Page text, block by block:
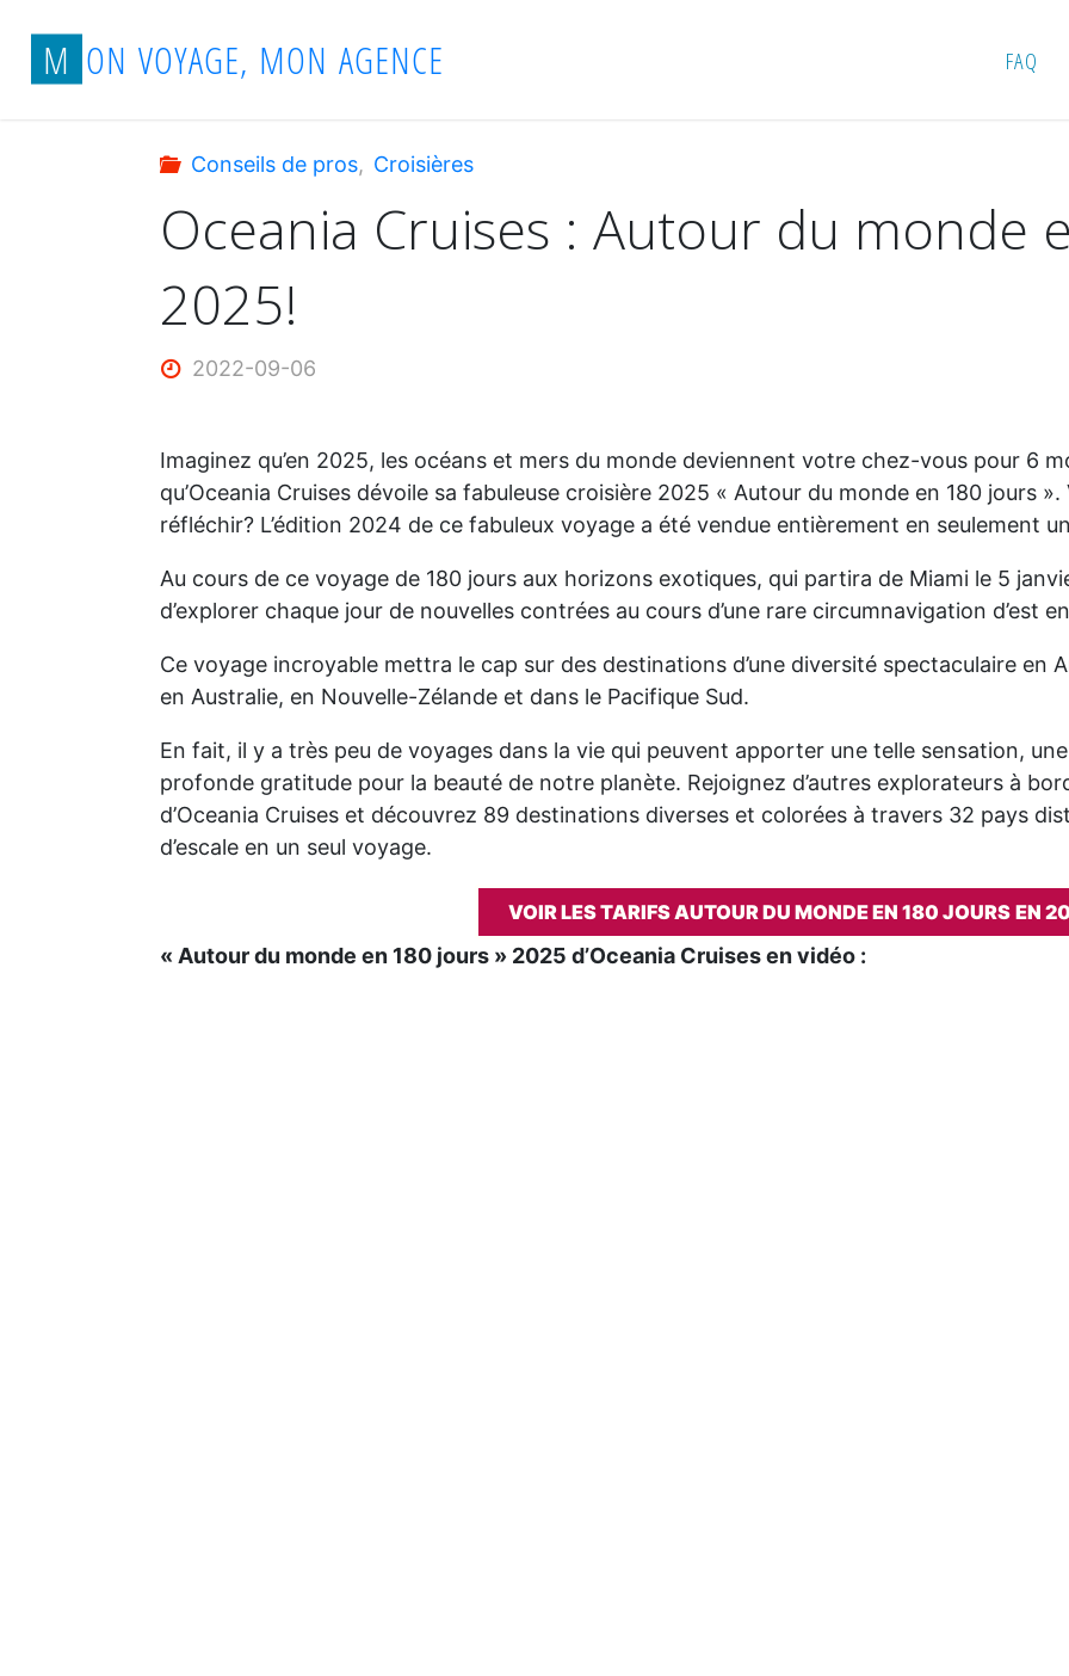
contenu
M ON VOYAGE, MON AGENCE FAQ
Conseils de pros, Croisières
Oceania Cruises : Autour du monde
2025!
2022-09-06
Imaginez qu’en 2025, les océans et mers du monde deviennent votre chez-vous pour 6
qu’Oceania Cruises dévoile sa fabuleuse croisière 2025 « Autour du monde en 180 jours
réfléchir? L’édition 2024 de ce fabuleux voyage a été vendue entièrement en seulement
Au cours de ce voyage de 180 jours aux horizons exotiques, qui partira de Miami le 5
d’explorer chaque jour de nouvelles contrées au cours d’une rare circumnavigation d’est
Ce voyage incroyable mettra le cap sur des destinations d’une diversité spectaculaire en
en Australie, en Nouvelle-Zélande et dans le Pacifique Sud.
En fait, il y a très peu de voyages dans la vie qui peuvent apporter une telle sensation,
profonde gratitude pour la beauté de notre planète. Rejoignez d’autres explorateurs à
d’Oceania Cruises et découvrez 89 destinations diverses et colorées à travers 32 pays
d’escale en un seul voyage.
VOIR LES TARIFS AUTOUR DU MONDE EN 180 JOURS EN
« Autour du monde en 180 jours » 2025 d’Oceania Cruises en vidéo :